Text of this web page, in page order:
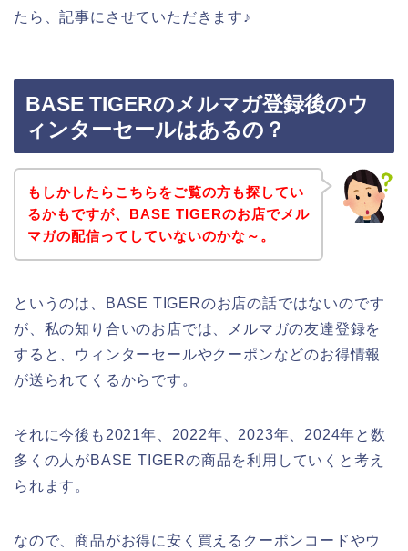
たら、記事にさせていただきます♪
BASE TIGERのメルマガ登録後のウ
ィンターセールはあるの？
もしかしたらこちらをご覧の方も探してい
るかもですが、BASE TIGERのお店でメル
マガの配信ってしていないのかな～。
というのは、BASE TIGERのお店の話ではないのです
が、私の知り合いのお店では、メルマガの友達登録を
すると、ウィンターセールやクーポンなどのお得情報
が送られてくるからです。
それに今後も2021年、2022年、2023年、2024年と数
多くの人がBASE TIGERの商品を利用していくと考え
られます。
なので、商品がお得に安く買えるクーポンコードやウ